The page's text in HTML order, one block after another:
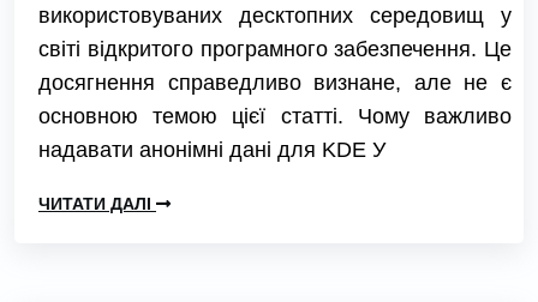
використовуваних десктопних середовищ у
світі відкритого програмного забезпечення. Це
досягнення справедливо визнане, але не є
основною темою цієї статті. Чому важливо
надавати анонімні дані для KDE У
ЧИТАТИ ДАЛІ